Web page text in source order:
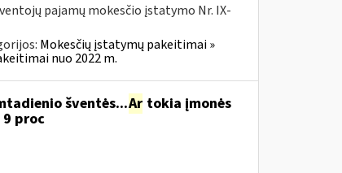
pajamų mokesčio įstatymo Nr. IX-
Mokesčių įstatymų pakeitimai »
nuo 2022 m.
šventės...Artokia įmonės
proc